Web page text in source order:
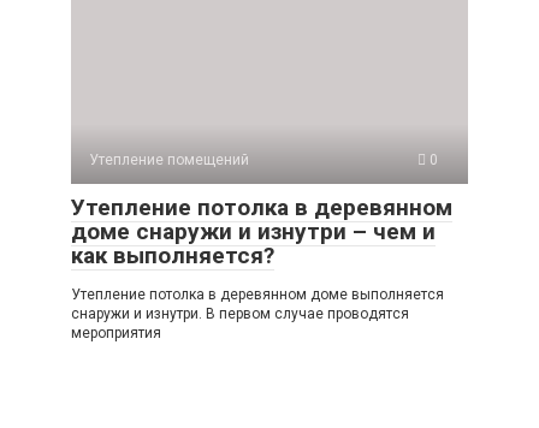
Утепление помещений 0
Утепление потолка в деревянном
доме снаружи и изнутри – чем и
как выполняется?
Утепление потолка в деревянном доме выполняется
снаружи и изнутри. В первом случае проводятся
мероприятия